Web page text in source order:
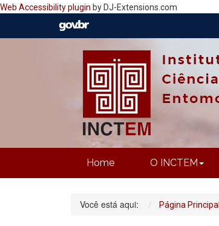
Web Accessibility plugin by DJ-Extensions.com
Home O INCTEM
Você está aqui: Página Principal